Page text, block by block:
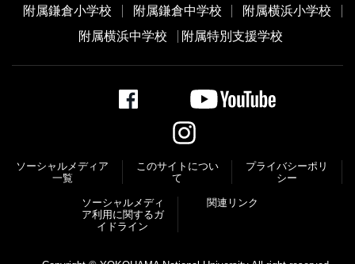
附属鎌倉小学校 附属鎌倉中学校
附属横浜小学校
附属横浜中学校
附属特別支援学校
ソーシャルメディア
一覧
このサイトについ
て
プライバシーポリ
シー
ソーシャルメディ
ア利⽤に関するガ
イドライン
関連リンク